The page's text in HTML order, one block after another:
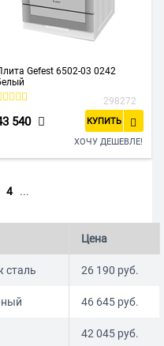
Gefest 6502-03 0242
298272
540 КУПИТЬ
ХОЧУ ДЕШЕВЛЕ!
4 ...
Цена
сталь 26 190 руб.
46 645 руб.
42 045 руб.